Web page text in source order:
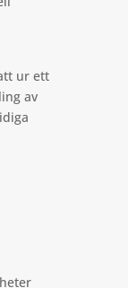
ur ett
av